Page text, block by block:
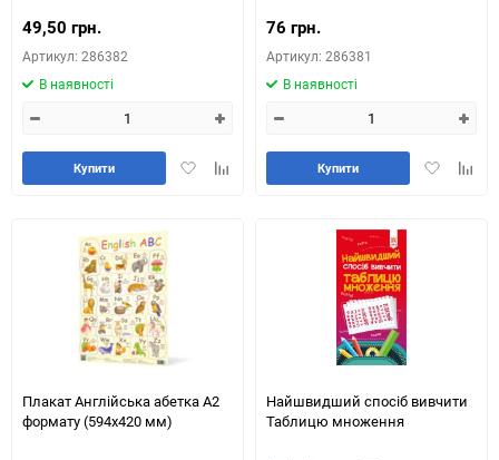
49,50 грн.
Артикул: 286382
В наявності
ДодатиДодайте
Купити
76 грн.
Артикул: 286381
В наявності
Додати
Купити
Плакат Англійська абетка А2
формату (594х420 мм)
Найшвидший спосіб вивчити
Таблицю множення